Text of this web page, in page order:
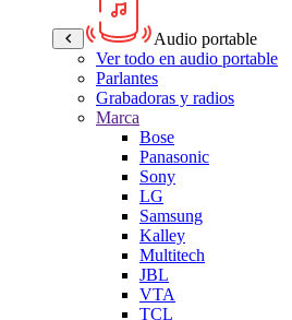
Audio portable
Ver todo en audio portable
Parlantes
Grabadoras y radios
Marca
Bose
Panasonic
Sony
LG
Samsung
Kalley
Multitech
JBL
VTA
TCL